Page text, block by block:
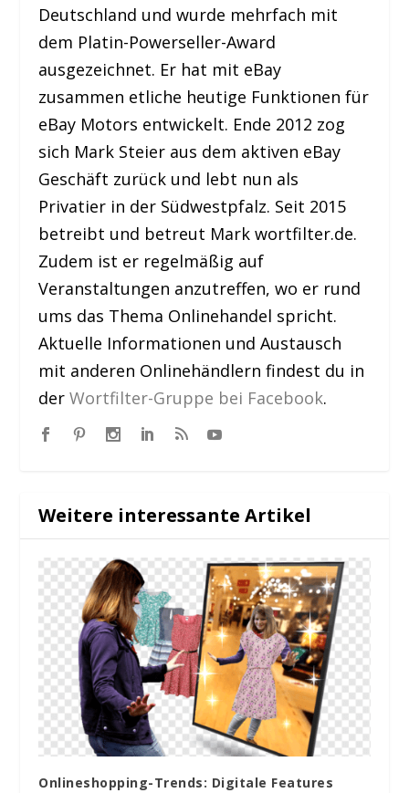
Deutschland und wurde mehrfach mit
dem Platin-Powerseller-Award
ausgezeichnet. Er hat mit eBay
zusammen etliche heutige Funktionen für
eBay Motors entwickelt. Ende 2012 zog
sich Mark Steier aus dem aktiven eBay
Geschäft zurück und lebt nun als
Privatier in der Südwestpfalz. Seit 2015
betreibt und betreut Mark wortfilter.de.
Zudem ist er regelmäßig auf
Veranstaltungen anzutreffen, wo er rund
ums das Thema Onlinehandel spricht.
Aktuelle Informationen und Austausch
mit anderen Onlinehändlern findest du in
derWortfilter-Gruppe bei Facebook.
Weitere interessante Artikel
Onlineshopping-Trends: Digitale Features